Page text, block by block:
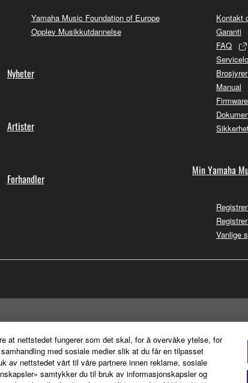
Yamaha Music Foundation of Europe
Opplev Musikkutdannelse
Nyheter
Artister
Forhandler
Kontakt
Garanti
FAQ
Manual
Min Yamaha
Vanlige
at nettstedet fungerer som det skal, for å overvåke ytelse, for
med sosiale medier slik at du får en tilpasset
av nettstedet vårt til våre partnere innen reklame, sosiale
samtykker du til bruk av informasjonskapsler og